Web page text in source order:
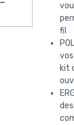
fil
kit